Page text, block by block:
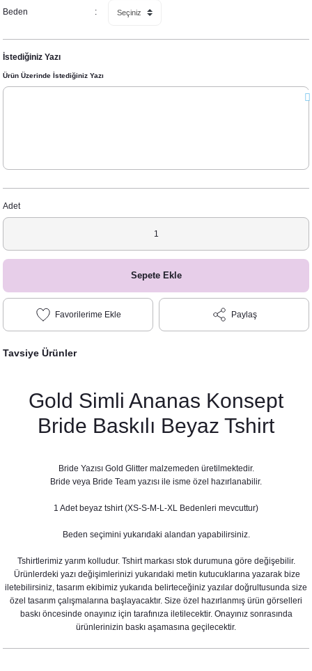
Beden
İstediğiniz Yazı
Ürün Üzerinde İstediğiniz Yazı
Adet
Sepete Ekle
Paylaş
Tavsiye Ürünler
Gold Simli Ananas Konsept
Bride Baskılı Beyaz Tshirt
Bride Yazısı Gold Glitter malzemeden üretilmektedir.
Bride veya Bride Team yazısı ile isme özel hazırlanabilir.
1 Adet beyaz tshirt (XS-S-M-L-XL Bedenleri mevcuttur)
Beden seçimini yukarıdaki alandan yapabilirsiniz.
Tshirtlerimiz yarım kolludur. Tshirt markası stok durumuna göre değişebilir.
Ürünlerdeki yazı değişimlerinizi yukarıdaki metin kutucuklarına yazarak bize
iletebilirsiniz, tasarım ekibimiz yukarıda belirteceğiniz yazılar doğrultusunda size
özel tasarım çalışmalarına başlayacaktır. Size özel hazırlanmış ürün görselleri
baskı öncesinde onayınız için tarafınıza iletilecektir. Onayınız sonrasında
ürünlerinizin baskı aşamasına geçilecektir.